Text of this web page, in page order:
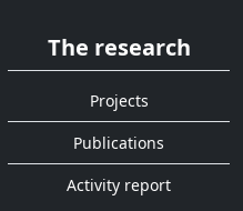
The research
Projects
Publications
Activity report